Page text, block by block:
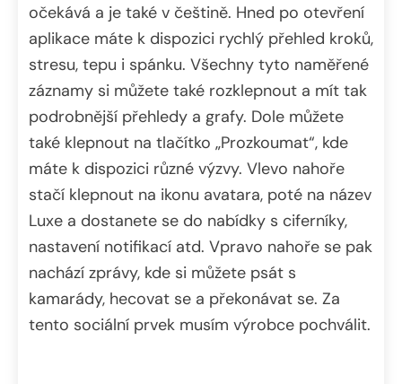
očekává a je také v češtině. Hned po otevření
aplikace máte k dispozici rychlý přehled kroků,
stresu, tepu i spánku. Všechny tyto naměřené
záznamy si můžete také rozklepnout a mít tak
podrobnější přehledy a grafy. Dole můžete
také klepnout na tlačítko „Prozkoumat“, kde
máte k dispozici různé výzvy. Vlevo nahoře
stačí klepnout na ikonu avatara, poté na název
Luxe a dostanete se do nabídky s ciferníky,
nastavení notifikací atd. Vpravo nahoře se pak
nachází zprávy, kde si můžete psát s
kamarády, hecovat se a překonávat se. Za
tento sociální prvek musím výrobce pochválit.